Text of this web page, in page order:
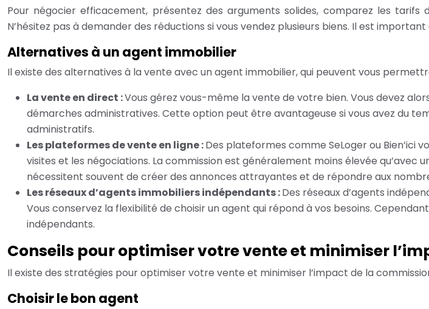
Pour négocier efficacement, présentez des arguments solides, comparez les
N’hésitez pas à demander des réductions si vous vendez plusieurs biens. Il est
Alternatives à un agent immobilier
Il existe des alternatives à la vente avec un agent immobilier, qui peuvent vous
La vente en direct :Vous gérez vous-même la vente de votre bien. Vous devez
démarches administratives. Cette option peut être avantageuse si vous avez du
administratifs.
Les plateformes de vente en ligne :Des plateformes comme SeLoger ou Bien’ici
visites et les négociations. La commission est généralement moins élevée
nécessitent souvent de créer des annonces attrayantes et de répondre aux
Les réseaux d’agents immobiliers indépendants :Des réseaux d’agents
Vous conservez la flexibilité de choisir un agent qui répond à vos besoins.
indépendants.
Conseils pour optimiser votre vente et minimiser
Il existe des stratégies pour optimiser votre vente et minimiser l’impact de la
Choisir le bon agent